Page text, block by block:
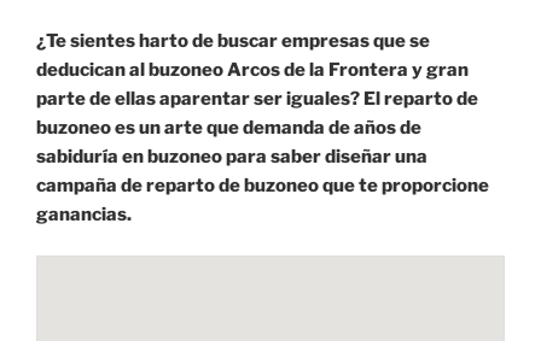
¿Te sientes harto de buscar empresas que se
deducican al buzoneo Arcos de la Frontera y gran
parte de ellas aparentar ser iguales? El reparto de
buzoneo es un arte que demanda de años de
sabiduría en buzoneo para saber diseñar una
campaña de reparto de buzoneo que te proporcione
ganancias.